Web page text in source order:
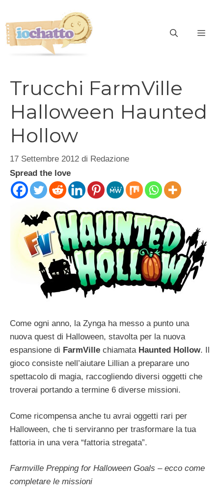
contenuto
Trucchi FarmVille
Halloween Haunted
Hollow
17 Settembre 2012 di Redazione
Spread the love
Come ogni anno, la Zynga ha messo a punto una
nuova quest di Halloween, stavolta per la nuova
espansione di FarmVille chiamata Haunted Hollow. Il
gioco consiste nell’aiutare Lillian a preparare uno
spettacolo di magia, raccogliendo diversi oggetti che
troverai portando a termine 6 diverse missioni.
Come ricompensa anche tu avrai oggetti rari per
Halloween, che ti serviranno per trasformare la tua
fattoria in una vera “fattoria stregata”.
Farmville Prepping for Halloween Goals – ecco come
completare le missioni